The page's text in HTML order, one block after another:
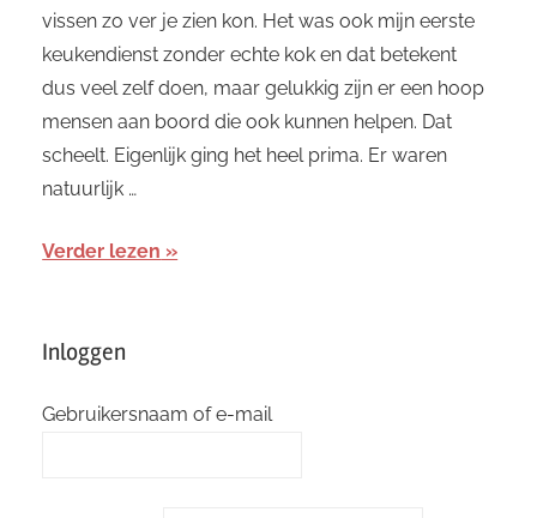
vissen zo ver je zien kon. Het was ook mijn eerste
keukendienst zonder echte kok en dat betekent
dus veel zelf doen, maar gelukkig zijn er een hoop
mensen aan boord die ook kunnen helpen. Dat
scheelt. Eigenlijk ging het heel prima. Er waren
natuurlijk …
Verder lezen
Inloggen
Gebruikersnaam of e-mail